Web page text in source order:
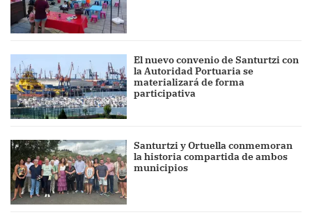
El nuevo convenio de Santurtzi con
la Autoridad Portuaria se
materializará de forma
participativa
Santurtzi y Ortuella conmemoran
la historia compartida de ambos
municipios